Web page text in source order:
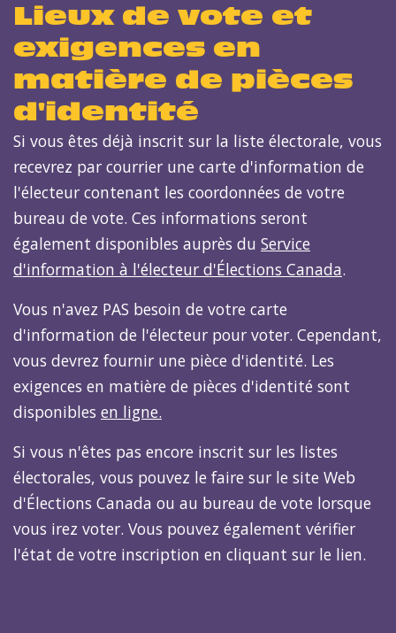
Lieux de vote et
exigences en
matière de pièces
d'identité
Si vous êtes déjà inscrit sur la liste électorale, vous
recevrez par courrier une carte d'information de
l'électeur contenant les coordonnées de votre
bureau de vote. Ces informations seront
également disponibles auprès du Service
d'information à l'électeur d'Élections Canada.
Vous n'avez PAS besoin de votre carte
d'information de l'électeur pour voter. Cependant,
vous devrez fournir une pièce d'identité. Les
exigences en matière de pièces d'identité sont
disponibles en ligne.
Si vous n'êtes pas encore inscrit sur les listes
électorales, vous pouvez le faire sur le site Web
d'Élections Canada ou au bureau de vote lorsque
vous irez voter. Vous pouvez également vérifier
l'état de votre inscription en cliquant sur le lien.